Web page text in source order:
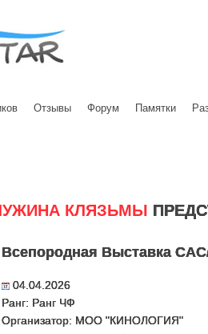
Отзывы Форум Памятки
КЛЯЗЬМЫ
Всепородная Выставка
04.04.2026
Ранг: Ранг ЧФ
Организатор: МОО "КИНОЛОГИЯ"